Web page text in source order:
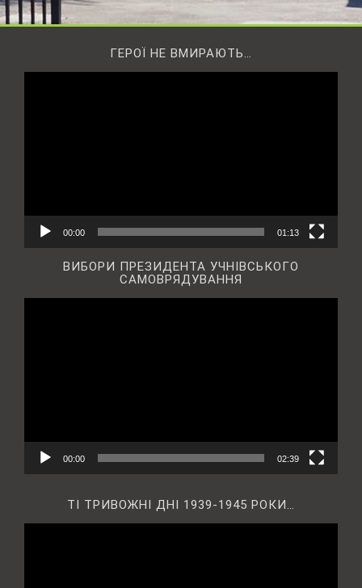
ГЕРОЇ НЕ ВМИРАЮТЬ…
00:00 01:13
ВИБОРИ ПРЕЗИДЕНТА УЧНІВСЬКОГО
САМОВРЯДУВАННЯ
00:00 02:39
ТІ ТРИВОЖНІ ДНІ 1939-1945 РОКИ…